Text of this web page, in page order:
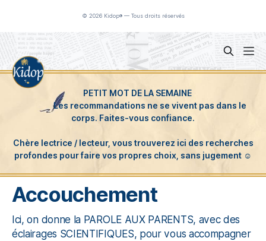
© 2026 Kidop® — Tous droits réservés
Accouchement
Ici, on donne la PAROLE AUX PARENTS, avec des
éclairages SCIENTIFIQUES, pour vous accompagner